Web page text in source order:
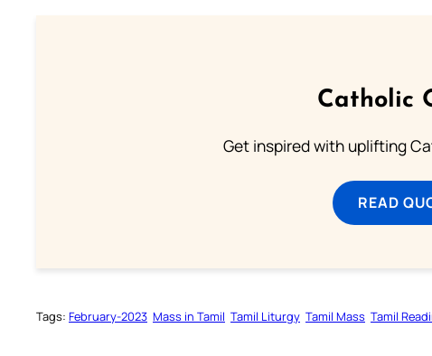
Catholic
Get inspired with uplifting
READ
Tags: February-2023 Mass in Tamil Tamil Liturgy Tamil Mass Tamil